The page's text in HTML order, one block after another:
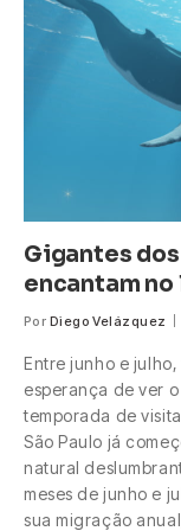
Gigantes
encantam
Por Diego Velázquez
Entre junho e
esperança de ver
temporada de
São Paulo já
natural
meses de junho e
sua migração